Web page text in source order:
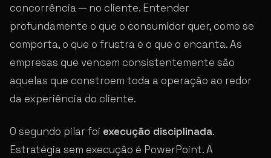
concorrência — no cliente. Entender
profundamente o que o consumidor quer, como se
comporta, o que o frustra e o que o encanta. As
empresas que vencem consistentemente são
aquelas que constroem toda a operação ao redor
da experiência do cliente.
O segundo pilar foi execução disciplinada.
Estratégia sem execução é PowerPoint. A